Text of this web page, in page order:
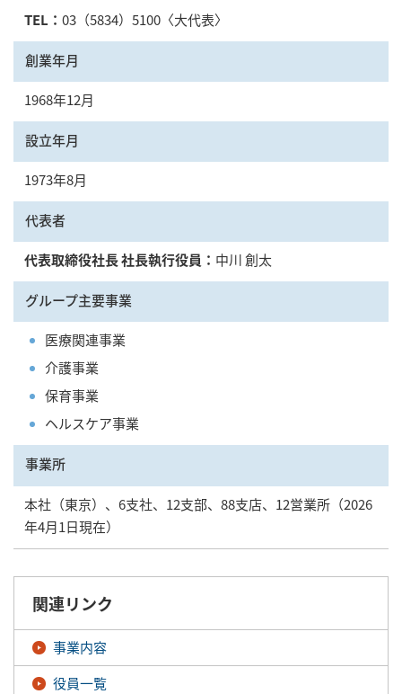
TEL： 03（5834）5100〈大代表〉
創業年月
1968年12月
設立年月
1973年8月
代表者
代表取締役社長 社長執行役員： 中川 創太
グループ主要事業
医療関連事業
介護事業
保育事業
ヘルスケア事業
事業所
本社（東京）、6支社、12支部、88支店、12営業所（2026
年4月1日現在）
関連リンク
事業内容
役員一覧